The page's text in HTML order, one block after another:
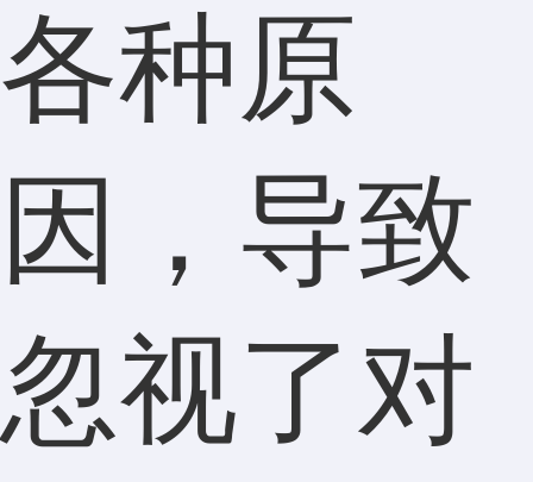
各种原
因，导致
忽视了对